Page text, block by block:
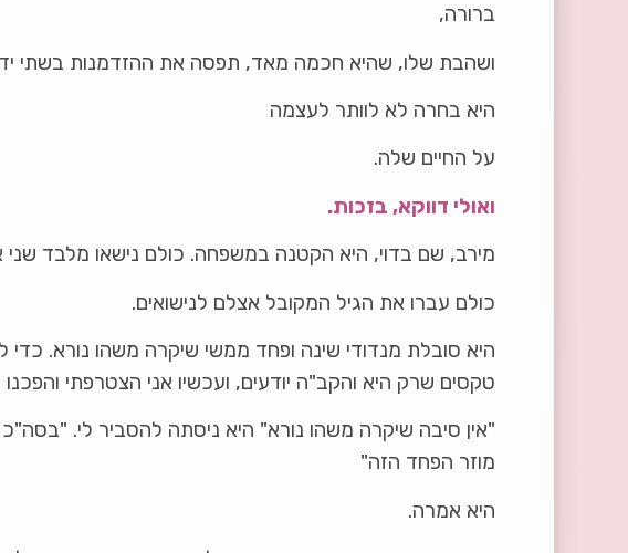
ברורה,
ושהבת שלו, שהיא חכמה מאד, תפסה את ההזדמנות בשתי
היא בחרה לא לוותר לעצמה
על החיים שלה.
ואולי דווקא, בזכות.
מירב, שם בדוי, היא הקטנה במשפחה. כולם נישאו מלבד שני
כולם עברו את הגיל המקובל אצלם לנישואים.
היא סובלת מנדודי שינה ופחד ממשי שיקרה משהו נורא.
טקסים שרק היא והקב"ה יודעים, ועכשיו אני הצטרפתי
"אין סיבה שיקרה משהו נורא" היא ניסתה להסביר לי.
מוזר הפחד הזה"
היא אמרה.